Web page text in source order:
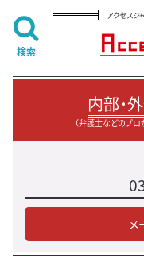
アクセス
内部・
（弁護士などのプロ
メ
検索